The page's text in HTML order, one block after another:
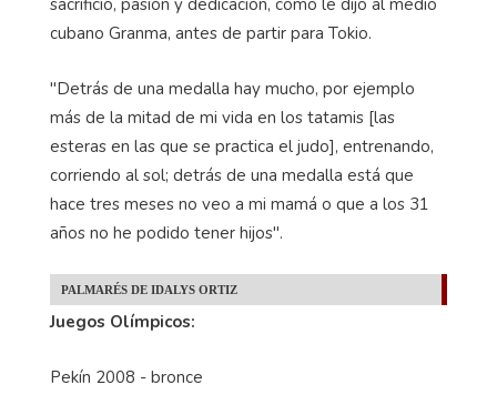
cubano Granma, antes de partir para Tokio.
"Detrás de una medalla hay mucho, por ejemplo
más de la mitad de mi vida en los tatamis [las
esteras en las que se practica el judo], entrenando,
corriendo al sol; detrás de una medalla está que
hace tres meses no veo a mi mamá o que a los 31
años no he podido tener hijos".
PALMARÉS DE IDALYS ORTIZ
Juegos Olímpicos:
Pekín 2008 - bronce